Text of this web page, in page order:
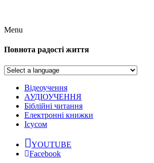
Menu
Повнота радості життя
Відеоучення
АУДІОУЧЕННЯ
Біблійні читання
Електронні книжки
Ісусом
YOUTUBE
Facebook